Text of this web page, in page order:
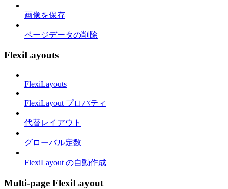
画像を保存
ページデータの削除
FlexiLayouts
FlexiLayouts
FlexiLayout プロパティ
代替レイアウト
グローバル定数
FlexiLayout の自動作成
Multi-page FlexiLayout